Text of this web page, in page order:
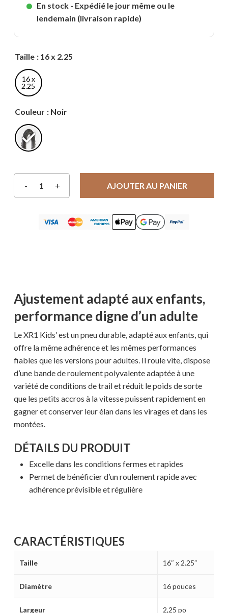
En stock - Expédié le jour même ou le
lendemain (livraison rapide)
Taille : 16 x 2.25
16 x
2.25
Couleur : Noir
AJOUTER AU PANIER
Ajustement adapté aux enfants,
performance digne d’un adulte
Le XR1 Kids’ est un pneu durable, adapté aux enfants, qui
offre la même adhérence et les mêmes performances
fiables que les versions pour adultes. Il roule vite, dispose
d’une bande de roulement polyvalente adaptée à une
variété de conditions de trail et réduit le poids de sorte
que les petits accros à la vitesse puissent rapidement en
gagner et conserver leur élan dans les virages et dans les
montées.
DÉTAILS DU PRODUIT
Excelle dans les conditions fermes et rapides
Permet de bénéficier d’un roulement rapide avec
adhérence prévisible et régulière
CARACTÉRISTIQUES
Taille 16″ x 2.25″
Diamètre 16 pouces
Largeur 2,25 po